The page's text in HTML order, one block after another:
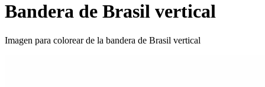
Bandera de Brasil vertical
Imagen para colorear de la bandera de Brasil vertical